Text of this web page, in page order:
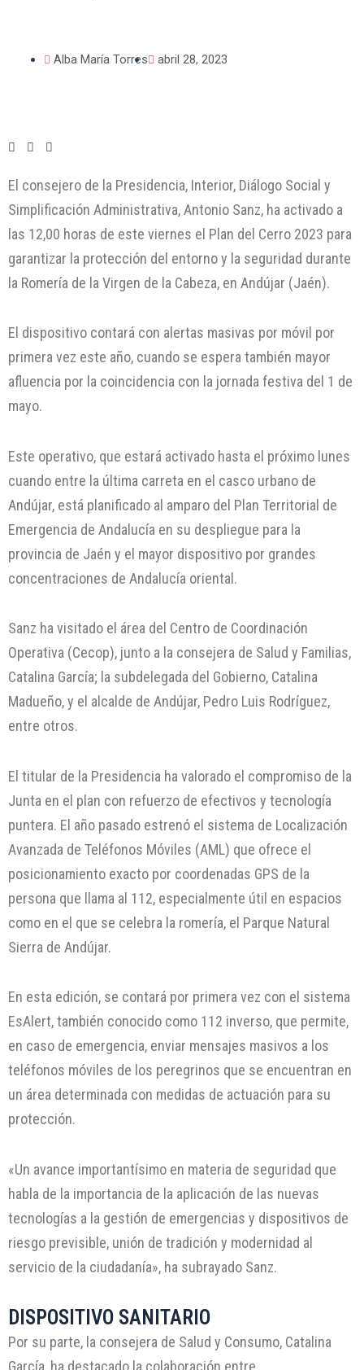
Alba María Torres abril 28, 2023
El consejero de la Presidencia, Interior, Diálogo Social y
Simplificación Administrativa, Antonio Sanz, ha activado a
las 12,00 horas de este viernes el Plan del Cerro 2023 para
garantizar la protección del entorno y la seguridad durante
la Romería de la Virgen de la Cabeza, en Andújar (Jaén).
El dispositivo contará con alertas masivas por móvil por
primera vez este año, cuando se espera también mayor
afluencia por la coincidencia con la jornada festiva del 1 de
mayo.
Este operativo, que estará activado hasta el próximo lunes
cuando entre la última carreta en el casco urbano de
Andújar, está planificado al amparo del Plan Territorial de
Emergencia de Andalucía en su despliegue para la
provincia de Jaén y el mayor dispositivo por grandes
concentraciones de Andalucía oriental.
Sanz ha visitado el área del Centro de Coordinación
Operativa (Cecop), junto a la consejera de Salud y Familias,
Catalina García; la subdelegada del Gobierno, Catalina
Madueño, y el alcalde de Andújar, Pedro Luis Rodríguez,
entre otros.
El titular de la Presidencia ha valorado el compromiso de la
Junta en el plan con refuerzo de efectivos y tecnología
puntera. El año pasado estrenó el sistema de Localización
Avanzada de Teléfonos Móviles (AML) que ofrece el
posicionamiento exacto por coordenadas GPS de la
persona que llama al 112, especialmente útil en espacios
como en el que se celebra la romería, el Parque Natural
Sierra de Andújar.
En esta edición, se contará por primera vez con el sistema
EsAlert, también conocido como 112 inverso, que permite,
en caso de emergencia, enviar mensajes masivos a los
teléfonos móviles de los peregrinos que se encuentran en
un área determinada con medidas de actuación para su
protección.
«Un avance importantísimo en materia de seguridad que
habla de la importancia de la aplicación de las nuevas
tecnologías a la gestión de emergencias y dispositivos de
riesgo previsible, unión de tradición y modernidad al
servicio de la ciudadanía», ha subrayado Sanz.
DISPOSITIVO SANITARIO
Por su parte, la consejera de Salud y Consumo, Catalina
García, ha destacado la colaboración entre